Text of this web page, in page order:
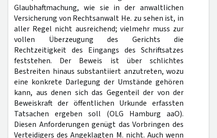
Glaubhaftmachung, wie sie in der anwaltlichen
Versicherung von Rechtsanwalt He. zu sehen ist, in
aller Regel nicht ausreichend; vielmehr muss zur
vollen Überzeugung des Gerichts die
Rechtzeitigkeit des Eingangs des Schriftsatzes
feststehen. Der Beweis ist über schlichtes
Bestreiten hinaus substantiiert anzutreten, wozu
eine konkrete Darlegung der Umstände gehören
kann, aus denen sich das Gegenteil der von der
Beweiskraft der öffentlichen Urkunde erfassten
Tatsachen ergeben soll (OLG Hamburg aaO).
Diesen Anforderungen genügt das Vorbringen des
Verteidigers des Angeklagten M. nicht. Auch wenn